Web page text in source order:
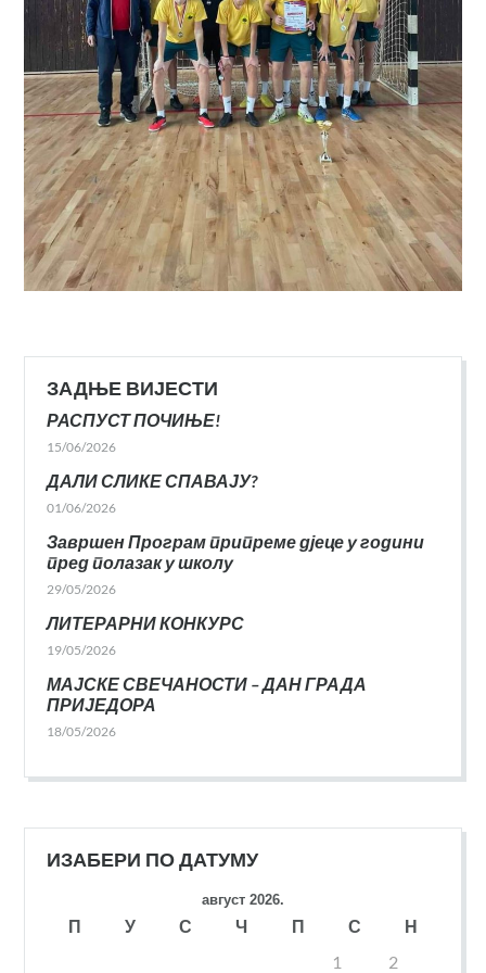
ЗАДЊЕ ВИЈЕСТИ
РАСПУСТ ПОЧИЊЕ!
15/06/2026
ДАЛИ СЛИКЕ СПАВАЈУ?
01/06/2026
Завршен Програм припреме дјеце у години
пред полазак у школу
29/05/2026
ЛИТЕРАРНИ КОНКУРС
19/05/2026
МАЈСКЕ СВЕЧАНОСТИ – ДАН ГРАДА
ПРИЈЕДОРА
18/05/2026
ИЗАБЕРИ ПО ДАТУМУ
август 2026.
П У С Ч П С
Н
1
2